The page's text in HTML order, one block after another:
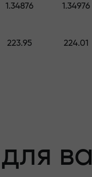
1.34876 1.34976
223.95 224.01